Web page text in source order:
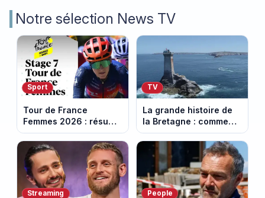
Notre sélection News TV
Sport
Tour de France
Femmes 2026 : résumé
vidéo de la 7e étape
avec l'ascension du
Mont Ventoux
TV
La grande histoire de
la Bretagne : comment
les Bretons ont
défendu leur culture
au fil des décennies
Streaming People